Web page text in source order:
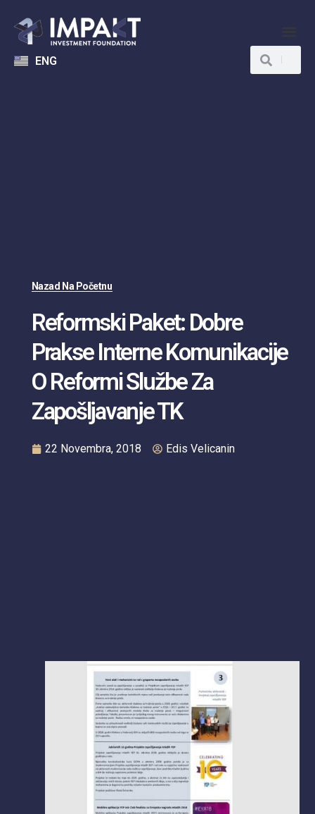
ENG
Nazad Na Početnu
Reformski Paket: Dobre
Prakse Interne Komunikacije
O Reformi Službe Za
Zapošljavanje TK
22 Novembra, 2018 Edis Velicanin